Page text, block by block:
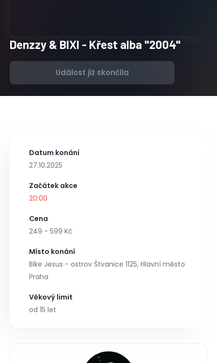
Denzzy & BIXI - Křest alba "2004"
Událost již skončila
Datum konání
27.10.2025
Začátek akce
20:00
Cena
249 - 599 Kč
Místo konání
Bike Jesus - ostrov Štvanice 1125, Hlavní město
Praha
Věkový limit
od 15 let